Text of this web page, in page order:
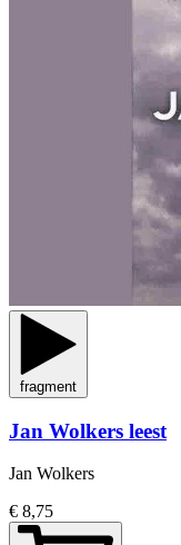
fragment
Jan Wolkers leest
Jan Wolkers
€ 8,75